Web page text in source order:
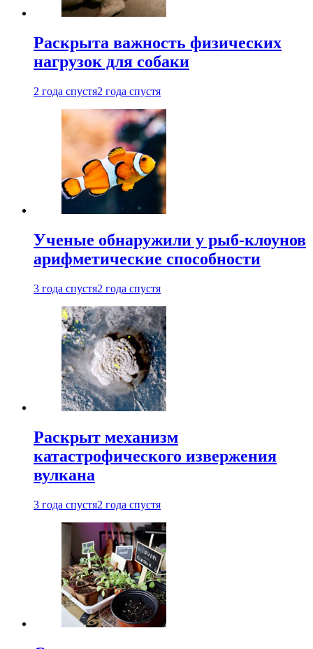
Раскрыта важность физических
нагрузок для собаки
2 года спустя2 года спустя
Ученые обнаружили у рыб-клоунов
арифметические способности
3 года спустя2 года спустя
Раскрыт механизм
катастрофического извержения
вулкана
3 года спустя2 года спустя